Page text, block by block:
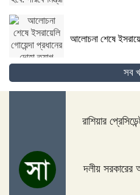
আলোচনা শেষে
গোপালগঞ্জের
জিম্বাবুয়ের দায়িত্বে
সব
রাশিয়ার
দলীয় সরকারের